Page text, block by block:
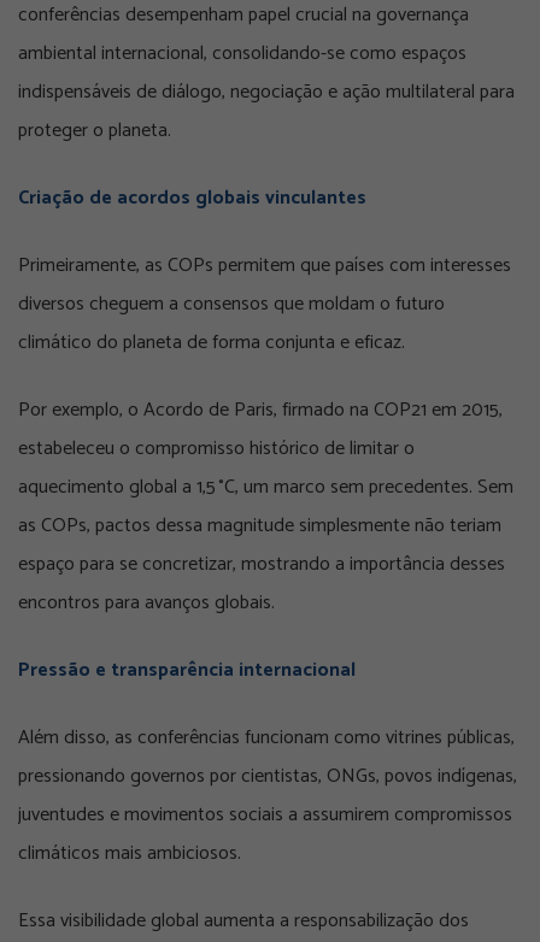
conferências desempenham papel crucial na governança
ambiental internacional, consolidando-se como espaços
indispensáveis de diálogo, negociação e ação multilateral para
proteger o planeta.
Criação de acordos globais vinculantes
Primeiramente, as COPs permitem que países com interesses
diversos cheguem a consensos que moldam o futuro
climático do planeta de forma conjunta e eficaz.
Por exemplo, o Acordo de Paris, firmado na COP21 em 2015,
estabeleceu o compromisso histórico de limitar o
aquecimento global a 1,5 °C, um marco sem precedentes. Sem
as COPs, pactos dessa magnitude simplesmente não teriam
espaço para se concretizar, mostrando a importância desses
encontros para avanços globais.
Pressão e transparência internacional
Além disso, as conferências funcionam como vitrines públicas,
pressionando governos por cientistas, ONGs, povos indígenas,
juventudes e movimentos sociais a assumirem compromissos
climáticos mais ambiciosos.
Essa visibilidade global aumenta a responsabilização dos